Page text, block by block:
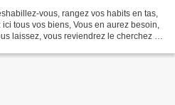
vous, rangez vos habits en tas,
tous vos biens, Vous en aurez besoin,
laissez, vous reviendrez le cherchez !